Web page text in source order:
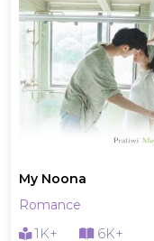
My Noona
Romance
1K+
6K+